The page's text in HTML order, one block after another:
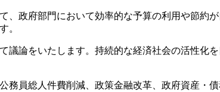
政府部門において効率的な予算の利用や節約
。
論をいたします。持続的な経済社会の活性化
員総人件費削減、政策金融改革、政府資産・